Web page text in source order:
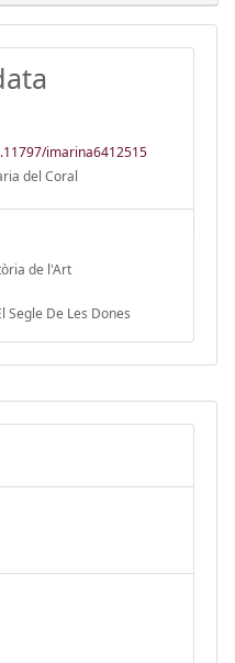
imarina6412515
del Coral
de l'Art
Segle De Les Dones